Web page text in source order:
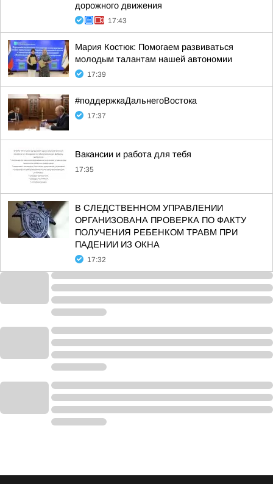
дорожного движения
17:43
Мария Костюк: Помогаем развиваться
молодым талантам нашей автономии
17:39
#поддержкаДальнегоВостока
17:37
Вакансии и работа для тебя
17:35
В СЛЕДСТВЕННОМ УПРАВЛЕНИИ
ОРГАНИЗОВАНА ПРОВЕРКА ПО ФАКТУ
ПОЛУЧЕНИЯ РЕБЕНКОМ ТРАВМ ПРИ
ПАДЕНИИ ИЗ ОКНА
17:32